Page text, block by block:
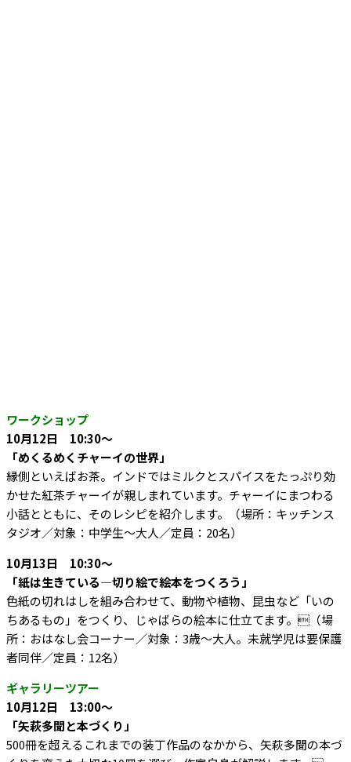
ワークショップ
10月12日 10:30～
「めくるめくチャーイの世界」
縁側といえばお茶。インドではミルクとスパイスをたっぷり効
かせた紅茶チャーイが親しまれています。チャーイにまつわる
小話とともに、そのレシピを紹介します。（場所：キッチンス
タジオ／対象：中学生～大人／定員：20名）
10月13日 10:30～
「紙は生きている―切り絵で絵本をつくろう」
色紙の切れはしを組み合わせて、動物や植物、昆虫など「いの
ちあるもの」をつくり、じゃばらの絵本に仕立てます。（場
所：おはなし会コーナー／対象：3歳～大人。未就学児は要保護
者同伴／定員：12名）
ギャラリーツアー
10月12日 13:00～
「矢萩多聞と本づくり」
500冊を超えるこれまでの装丁作品のなかから、矢萩多聞の本づ